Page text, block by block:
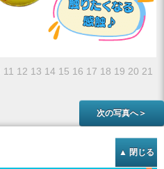
11 12 13 14 15 16 17 18 19 20 21
次の写真へ＞